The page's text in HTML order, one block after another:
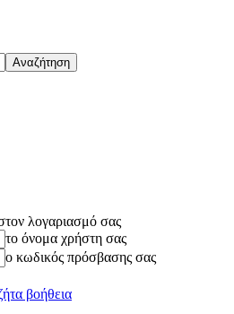
λογαριασμό σας
το όνομα χρήστη σας
ο κωδικός πρόσβασης σας
βοήθεια